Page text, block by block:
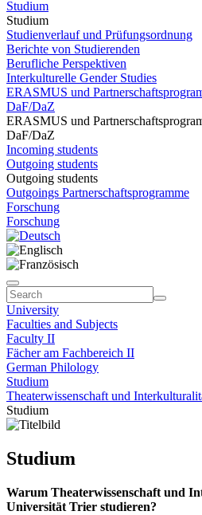
Studium
Studium
Studienverlauf und Prüfungsordnung
Berichte von Studierenden
Berufliche Perspektiven
Interkulturelle Gender Studies
ERASMUS und
DaF/DaZ
ERASMUS und
DaF/DaZ
Incoming students
Outgoing students
Outgoing students
Outgoings Partnerschaftsprogramme
Forschung
Forschung
University
Faculties and Subjects
Faculty II
Fächer am Fachbereich II
German Philology
Studium
Theaterwissenschaft und
Studium
Studium
Warum Theaterwissenschaft und
Universität Trier studieren?